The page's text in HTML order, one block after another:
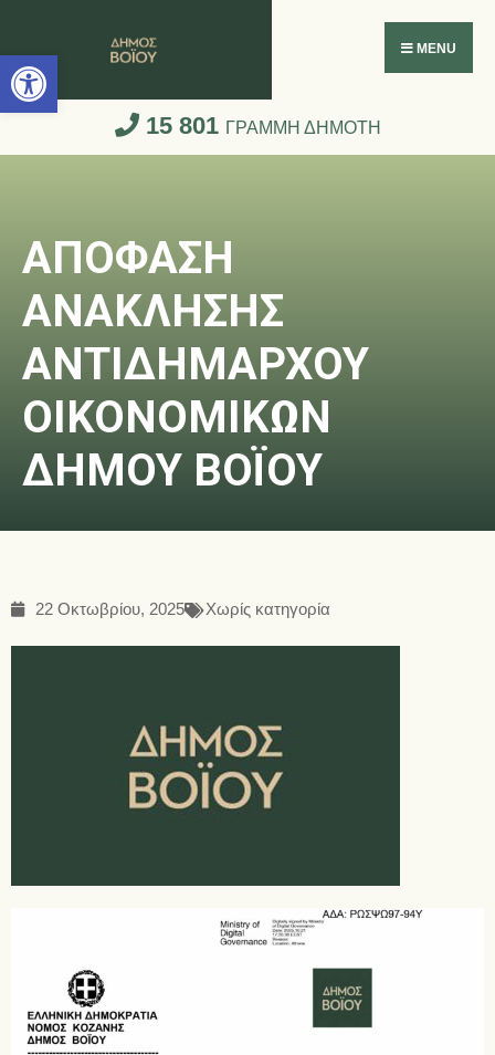
Ανοίξτε τη γραμμή εργαλείων
MENU
15 801 ΓΡΑΜΜΗ ΔΗΜΟΤΗ
ΑΠΟΦΑΣΗ
ΑΝΑΚΛΗΣΗΣ
ΑΝΤΙΔΗΜΑΡΧΟΥ
ΟΙΚΟΝΟΜΙΚΩΝ
ΔΗΜΟΥ ΒΟΪΟΥ
22 Οκτωβρίου, 2025 Χωρίς κατηγορία